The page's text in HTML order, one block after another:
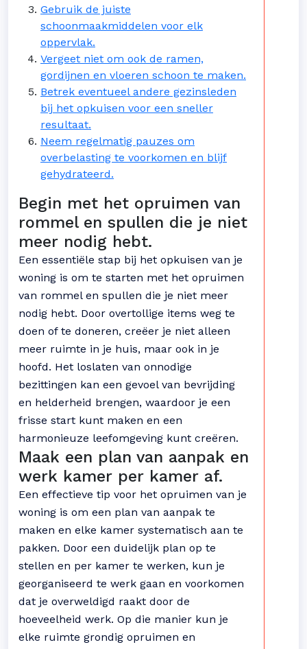
Gebruik de juiste
schoonmaakmiddelen voor elk
oppervlak.
Vergeet niet om ook de ramen,
gordijnen en vloeren schoon te maken.
Betrek eventueel andere gezinsleden
bij het opkuisen voor een sneller
resultaat.
Neem regelmatig pauzes om
overbelasting te voorkomen en blijf
gehydrateerd.
Begin met het opruimen van
rommel en spullen die je niet
meer nodig hebt.
Een essentiële stap bij het opkuisen van je
woning is om te starten met het opruimen
van rommel en spullen die je niet meer
nodig hebt. Door overtollige items weg te
doen of te doneren, creëer je niet alleen
meer ruimte in je huis, maar ook in je
hoofd. Het loslaten van onnodige
bezittingen kan een gevoel van bevrijding
en helderheid brengen, waardoor je een
frisse start kunt maken en een
harmonieuze leefomgeving kunt creëren.
Maak een plan van aanpak en
werk kamer per kamer af.
Een effectieve tip voor het opruimen van je
woning is om een plan van aanpak te
maken en elke kamer systematisch aan te
pakken. Door een duidelijk plan op te
stellen en per kamer te werken, kun je
georganiseerd te werk gaan en voorkomen
dat je overweldigd raakt door de
hoeveelheid werk. Op die manier kun je
elke ruimte grondig opruimen en